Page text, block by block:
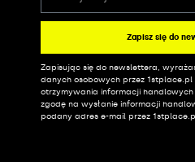
Zapisz się do
Alternative:
Zapisując się do newslettera,
danych osobowych przez 1stplace.pl
otrzymywania informacji
zgodę na wysłanie informacji
podany adres e-mail przez